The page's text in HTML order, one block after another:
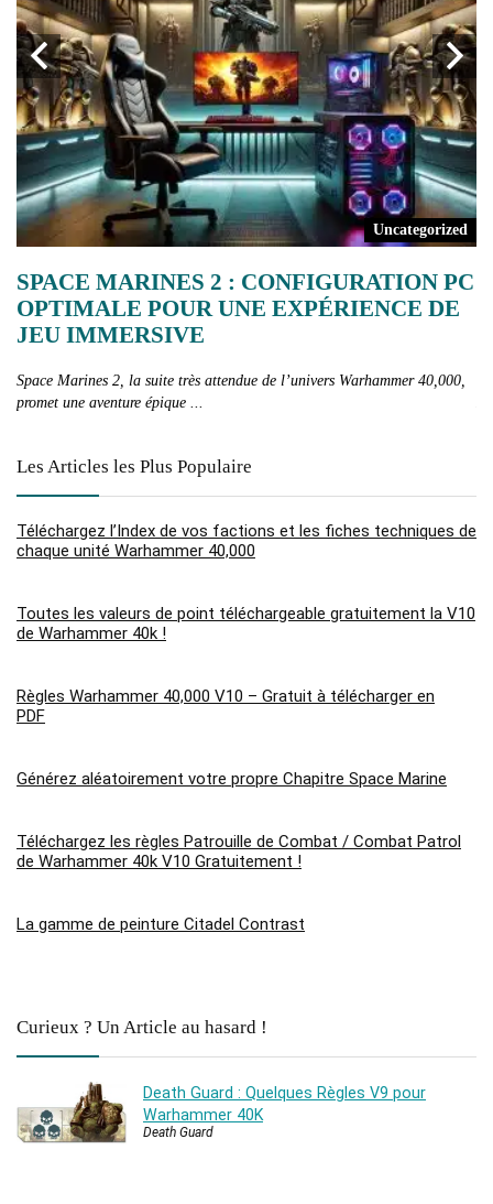
Uncategorized
SPACE MARINES 2 : CONFIGURATION PC
OPTIMALE POUR UNE EXPÉRIENCE DE
JEU IMMERSIVE
Space Marines 2, la suite très attendue de l’univers Warhammer 40,000,
promet une aventure épique ...
Les Articles les Plus Populaire
Téléchargez l’Index de vos factions et les fiches techniques de
chaque unité Warhammer 40,000
Toutes les valeurs de point téléchargeable gratuitement la V10
de Warhammer 40k !
Règles Warhammer 40,000 V10 – Gratuit à télécharger en
PDF
Générez aléatoirement votre propre Chapitre Space Marine
Téléchargez les règles Patrouille de Combat / Combat Patrol
de Warhammer 40k V10 Gratuitement !
La gamme de peinture Citadel Contrast
Curieux ? Un Article au hasard !
Death Guard : Quelques Règles V9 pour
Warhammer 40K
Death Guard